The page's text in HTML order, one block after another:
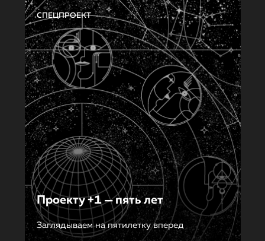
СПЕЦПРОЕКТ
Проекту +1 — пять лет
Заглядываем на пятилетку вперед